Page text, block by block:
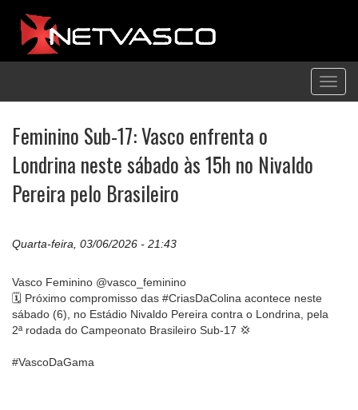
Feminino Sub-17: Vasco enfrenta o
Londrina neste sábado às 15h no Nivaldo
Pereira pelo Brasileiro
Quarta-feira, 03/06/2026 - 21:43
Vasco Feminino @vasco_feminino
🗓️ Próximo compromisso das #CriasDaColina acontece neste
sábado (6), no Estádio Nivaldo Pereira contra o Londrina, pela
2ª rodada do Campeonato Brasileiro Sub-17 💢
#VascoDaGama